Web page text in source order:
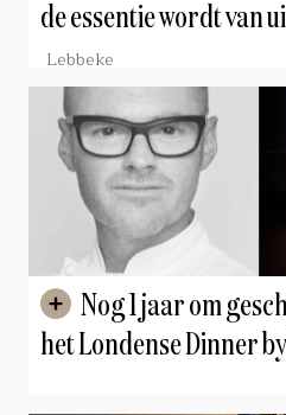
de essentie wordt van
Lebbeke
het Londense Dinner